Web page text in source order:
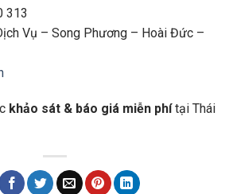
313
Vụ – Song Phương – Hoài Đức –
khảo sát & báo giá miễn phítại Thái